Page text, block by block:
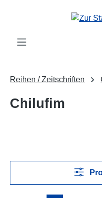
Zum Hauptinhalt springen
Reihen / Zeitschriften
Chilufim